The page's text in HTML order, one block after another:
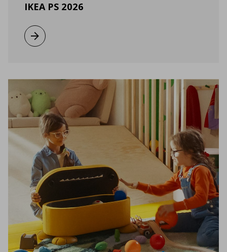
IKEA PS 2026
Виж повече